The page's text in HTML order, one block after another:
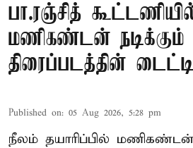
பா.ரஞ்சித்
மணிகண்டன் நடிக்கும்
திரைப்படத்தின்
Published on: 05 Aug 2026, 5:28 pm
நீலம் தயாரிப்பில் மணிகண்டன்